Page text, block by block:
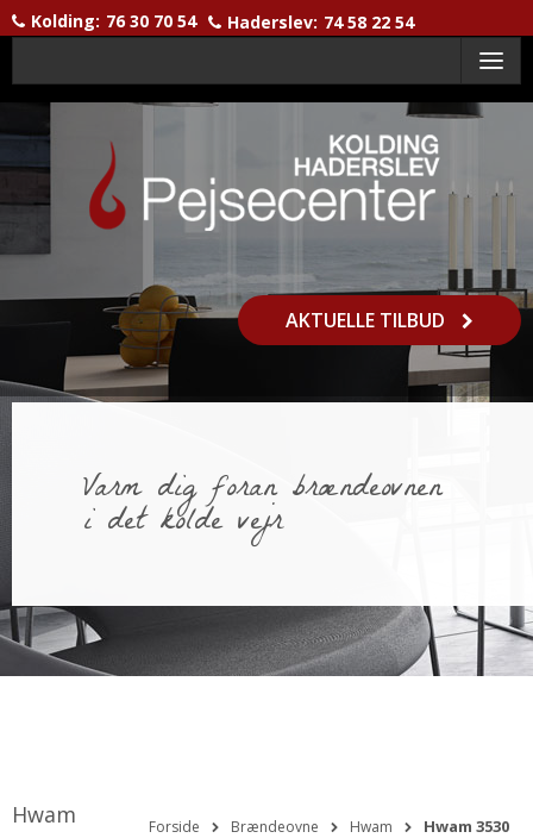
Kolding: 76 30 70 54 Haderslev: 74 58 22 54
Menu
AKTUELLE TILBUD
Varm dig foran brændeovnen
i det kolde vejr
Forside Brændeovne Hwam Hwam 3530
Hwam